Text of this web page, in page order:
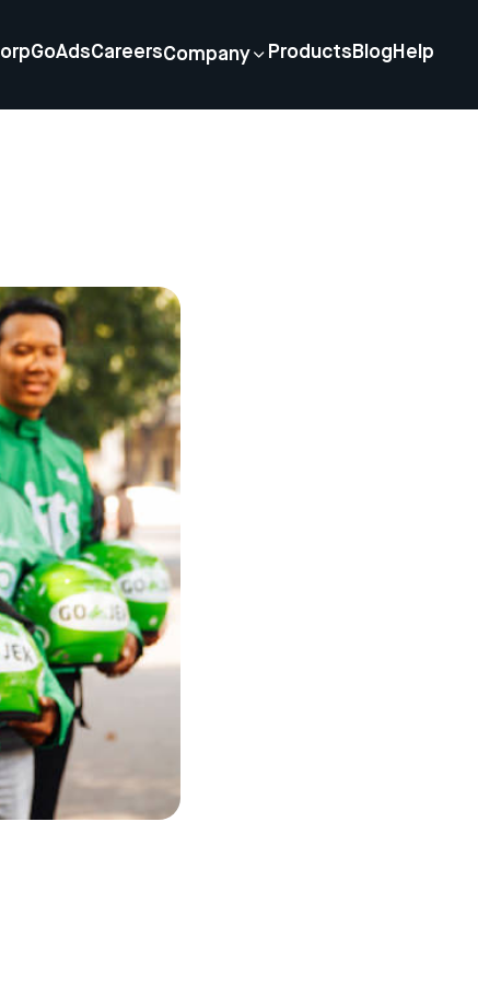
GoAdsCareersCompany Products Blog Help